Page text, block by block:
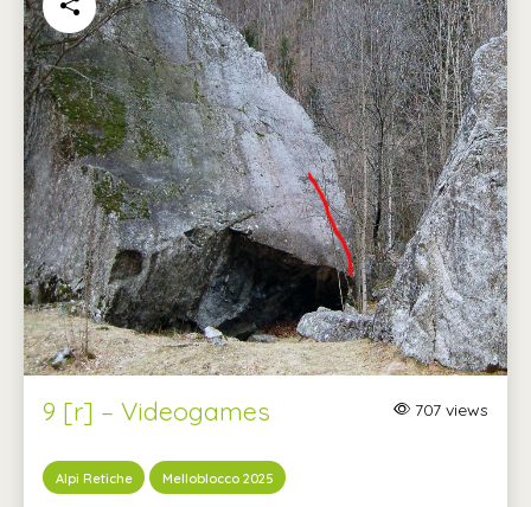
9 [r] – Videogames 707 views
Alpi Retiche Melloblocco 2025